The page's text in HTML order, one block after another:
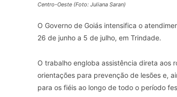
Centro-Oeste (Foto: Juliana Saran)
O Governo de Goiás intensifica o
26 de junho a 5 de julho, em Trindade.
O trabalho engloba assistência direta aos
orientações para prevenção de lesões e,
para os fiéis ao longo de todo o período